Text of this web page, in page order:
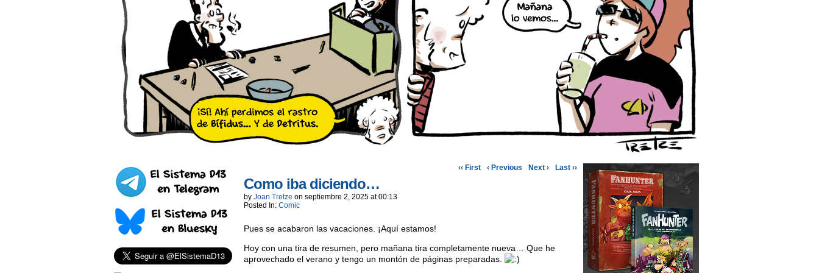
‹‹ First ‹ Previous Next › Last ››
Como iba diciendo…
by Joan Tretze on septiembre 2, 2025 at00:13
Posted In: Comic
Pues se acabaron las vacaciones. ¡Aquí estamos!
Hoy con una tira de resumen, pero mañana tira completamente nueva… Que he
aprovechado el verano y tengo un montón de páginas preparadas.